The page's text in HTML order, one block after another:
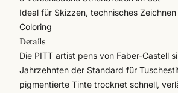
Ideal für Skizzen, technisches
Coloring
Details
Die PITT artist pens von Faber-Castell
Jahrzehnten der Standard für
pigmentierte Tinte trocknet schnell,